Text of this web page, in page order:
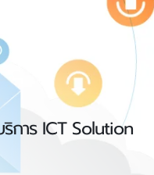
การ ICT Solution